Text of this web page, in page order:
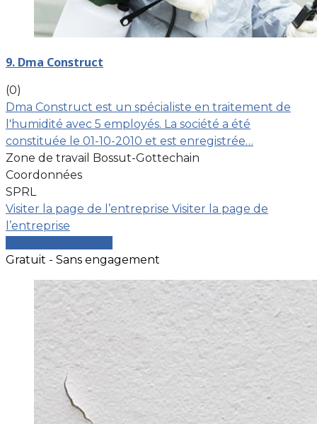
9. Dma Construct
(0)
Dma Construct est un spécialiste en traitement de
l'humidité avec 5 employés. La société a été
constituée le 01-10-2010 et est enregistrée…
Zone de travail Bossut-Gottechain
Coordonnées
SPRL
Visiter la page de l’entreprise Visiter la page de
l’entreprise
Gratuit - Sans engagement